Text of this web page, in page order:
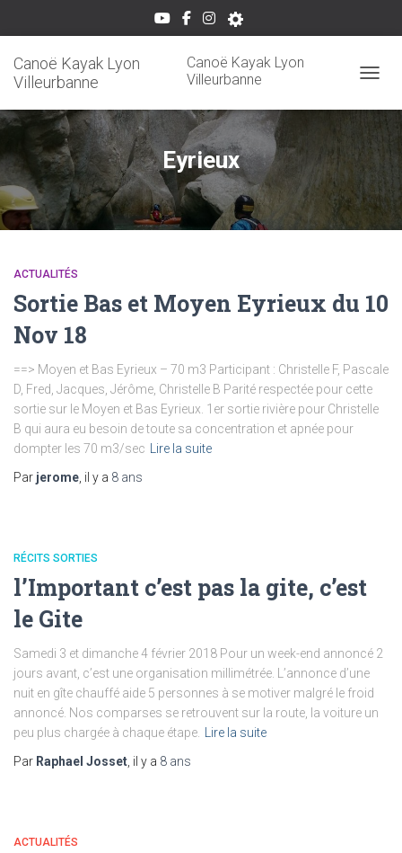
Canoë Kayak Lyon
Villeurbanne
Canoë Kayak Lyon
Villeurbanne
Eyrieux
ACTUALITÉS
Sortie Bas et Moyen Eyrieux du 10
Nov 18
==> Moyen et Bas Eyrieux – 70 m3 Participant : Christelle F, Pascale
D, Fred, Jacques, Jérôme, Christelle B Parité respectée pour cette
sortie sur le Moyen et Bas Eyrieux. 1er sortie rivière pour Christelle
B qui aura eu besoin de toute sa concentration et apnée pour
dompter les 70 m3/sec
Lire la suite
Par jerome , il y a 8 ans
RÉCITS SORTIES
l’Important c’est pas la gite, c’est
le Gite
Samedi 3 et dimanche 4 février 2018 Pour un week-end annoncé 2
jours avant, c’est une organisation millimétrée. L’annonce d’une
nuit en gîte chauffé aide 5 personnes à se motiver malgré le froid
annoncé. Nos comparses se retrouvent sur la route, la voiture un
peu plus chargée à chaque étape.
Lire la suite
Par Raphael Josset , il y a 8 ans
ACTUALITÉS